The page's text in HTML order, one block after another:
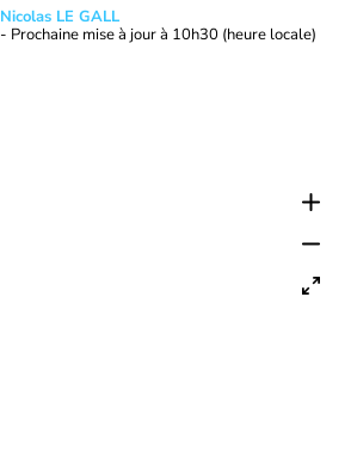
Nicolas LE GALL
- Prochaine mise à jour à 10h30 (heure locale)